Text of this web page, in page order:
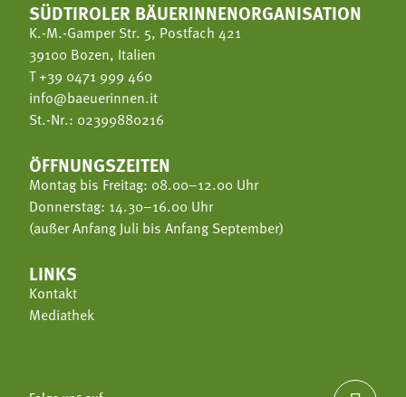
SÜDTIROLER BÄUERINNENORGANISATION
K.-M.-Gamper Str. 5, Postfach 421
39100 Bozen, Italien
T+39 0471 999 460
info@baeuerinnen.it
St.-Nr.: 02399880216
ÖFFNUNGSZEITEN
Montag bis Freitag: 08.00–12.00 Uhr
Donnerstag: 14.30–16.00 Uhr
(außer Anfang Juli bis Anfang September)
LINKS
Kontakt
Mediathek